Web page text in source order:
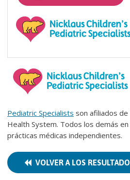
Pediatric Specialists son afiliados de
Health System. Todos los demás
prácticas médicas independientes.
VOLVER A LOS